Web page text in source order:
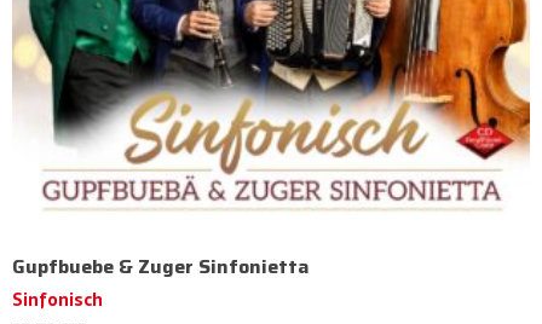
Gupfbuebe & Zuger Sinfonietta
Sinfonisch